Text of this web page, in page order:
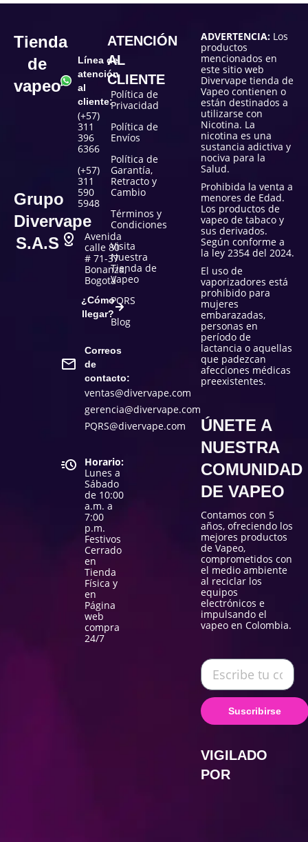
Tienda
de
vapeo
Grupo
Divervape
S.A.S
Línea de
atención
al
cliente:
(+57)
311
396
6366
(+57)
311
590
5948
Avenida
calle 80
# 71-37
Bonanza,
Bogotá
¿Cómo
llegar?
Correos
de
contacto:
ventas@divervape.com
gerencia@divervape.com
PQRS@divervape.com
Horario:
Lunes a
Sábado
de 10:00
a.m. a
7:00
p.m.
Festivos
Cerrado
en
Tienda
Física y
en
Página
web
compra
24/7
ATENCIÓN
AL
CLIENTE
Política de
Privacidad
Política de
Envíos
Política de
Garantía,
Retracto y
Cambio
Términos y
Condiciones
Visita
Nuestra
Tienda de
Vapeo
PQRS
Blog
ADVERTENCIA: Los
productos
mencionados en
este sitio web
Divervape tienda de
Vapeo contienen o
están destinados a
utilizarse con
Nicotina. La
nicotina es una
sustancia adictiva y
nociva para la
Salud.
Prohibida la venta a
menores de Edad.
Los productos de
vapeo de tabaco y
sus derivados.
Según conforme a
la ley 2354 del 2024.
El uso de
vaporizadores está
prohibido para
mujeres
embarazadas,
personas en
período de
lactancia o aquellas
que padezcan
afecciones médicas
preexistentes.
ÚNETE A
NUESTRA
COMUNIDAD
DE VAPEO
Contamos con 5
años, ofreciendo los
mejores productos
de Vapeo,
comprometidos con
el medio ambiente
al reciclar los
equipos
electrónicos e
impulsando el
vapeo en Colombia.
Suscribirse
VIGILADO
POR